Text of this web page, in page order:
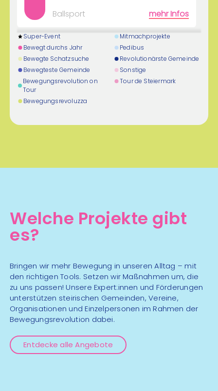
Ballsport mehr Infos
07
Aug
16:00 - 17:00 Uhr
Gulling Arena/Turnhalle
Fit auch Ü50
Polysportiv
Kaindorf
mehr Infos
Aug
Fitnessmix
Polysportiv mehr Infos
07
18:00 - 20:00 Uhr
Adriach Kirche
Inklusiv Fitnesscenter
Super-Event
Bewegt durchs Jahr
Bewegte Schatzsuche
Bewegteste Gemeinde
Bewegungsrevolution on
Tour
Bewegungsrevoluzza
Mitmachprojekte
Pedibus
Revolutionärste Gemeinde
Sonstige
Tour de Steiermark
Welche Projekte gibt
es?
Bringen wir mehr Bewegung in unseren Alltag – mit
den richtigen Tools. Setzen wir Maßnahmen um, die
zu uns passen! Unsere Expert:innen und Förderungen
unterstützen steirischen Gemeinden, Vereine,
Organisationen und Einzelpersonen im Rahmen der
Bewegungsrevolution dabei.
Entdecke alle Angebote